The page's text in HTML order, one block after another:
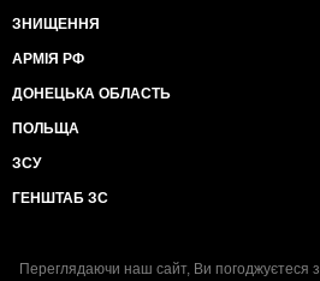
ЗНИЩЕННЯ
АРМІЯ РФ
ДОНЕЦЬКА ОБЛАСТЬ
ПОЛЬЩА
ЗСУ
ГЕНШТАБ ЗС
Переглядаючи наш сайт, Ви погоджуєтеся з